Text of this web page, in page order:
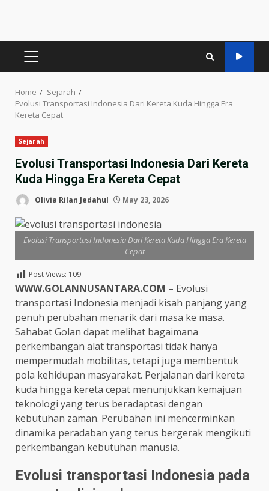
PRIMARY
Home
Sejarah
Evolusi Transportasi Indonesia Dari Kereta Kuda Hingga Era
Kereta Cepat
Sejarah
Evolusi Transportasi Indonesia Dari Kereta
Kuda Hingga Era Kereta Cepat
Olivia Rilan Jedahul May 23, 2026
Evolusi Transportasi Indonesia Dari Kereta Kuda Hingga Era Kereta
Cepat
Post Views: 109
WWW.GOLANNUSANTARA.COM – Evolusi
transportasi Indonesia menjadi kisah panjang yang
penuh perubahan menarik dari masa ke masa.
Sahabat Golan dapat melihat bagaimana
perkembangan alat transportasi tidak hanya
mempermudah mobilitas, tetapi juga membentuk
pola kehidupan masyarakat. Perjalanan dari kereta
kuda hingga kereta cepat menunjukkan kemajuan
teknologi yang terus beradaptasi dengan
kebutuhan zaman. Perubahan ini mencerminkan
dinamika peradaban yang terus bergerak mengikuti
perkembangan kebutuhan manusia.
Evolusi transportasi Indonesia pada